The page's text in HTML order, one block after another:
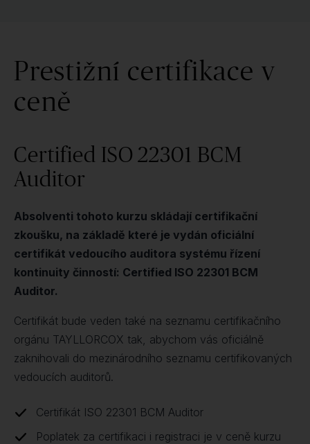
Prestižní certifikace v
ceně
Certified ISO 22301 BCM
Auditor
Absolventi tohoto kurzu skládají certifikační
zkoušku, na základě které je vydán oficiální
certifikát vedoucího auditora systému řízení
kontinuity činností: Certified ISO 22301 BCM
Auditor.
Certifikát bude veden také na seznamu certifikačního
orgánu TAYLLORCOX tak, abychom vás oficiálně
zaknihovali do mezinárodního seznamu certifikovaných
vedoucích auditorů.
Certifikát ISO 22301 BCM Auditor
Poplatek za certifikaci i registraci je v ceně kurzu